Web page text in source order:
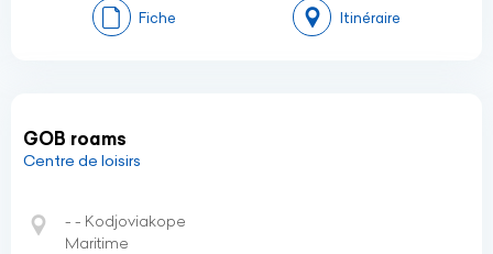
Fiche Itinéraire
GOB roams
Centre de loisirs
- - Kodjoviakope
Maritime